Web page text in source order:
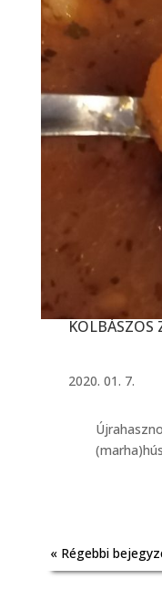
KOLBÁSZOS
2020. 01. 7.
« Régebbi